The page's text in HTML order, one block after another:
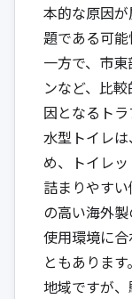
本的な原因
題である可能
一方で、市
ンなど、比
因となるト
水型トイレ
め、トイレ
詰まりやす
の高い海外
使用環境に
ともありま
地域ですが